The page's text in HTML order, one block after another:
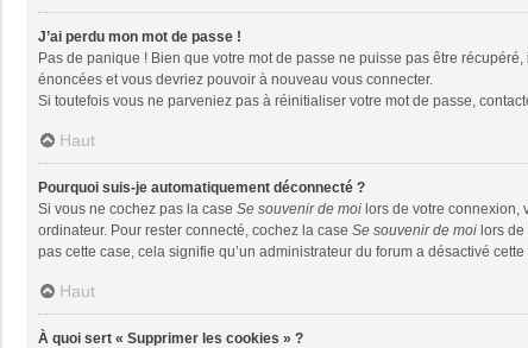
J’ai perdu mon mot de passe !
Pas de panique ! Bien que votre mot de passe ne puisse pas être
énoncées et vous devriez pouvoir à nouveau vous connecter.
Si toutefois vous ne parveniez pas à réinitialiser votre mot de passe,
Haut
Pourquoi suis-je automatiquement déconnecté ?
Si vous ne cochez pas la case Se souvenir de moi lors de votre connexion,
ordinateur. Pour rester connecté, cochez la case Se souvenir de moi lors de
pas cette case, cela signifie qu’un administrateur du forum a désactivé
Haut
À quoi sert « Supprimer les cookies » ?